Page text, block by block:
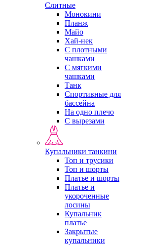
Слитные
Монокини
Планж
Майо
Хай-нек
С плотными
чашками
С мягкими
чашками
Танк
Спортивные для
бассейна
На одно плечо
С вырезами
Купальники танкини
Топ и трусики
Топ и шорты
Платье и шорты
Платье и
укороченные
лосины
Купальник
платье
Закрытые
купальники